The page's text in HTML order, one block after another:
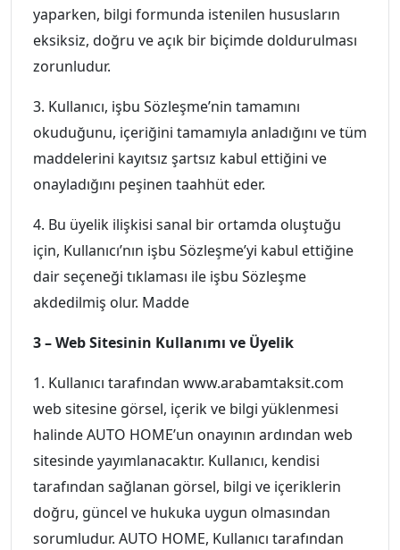
yaparken, bilgi formunda istenilen hususların
eksiksiz, doğru ve açık bir biçimde doldurulması
zorunludur.
3. Kullanıcı, işbu Sözleşme’nin tamamını
okuduğunu, içeriğini tamamıyla anladığını ve tüm
maddelerini kayıtsız şartsız kabul ettiğini ve
onayladığını peşinen taahhüt eder.
4. Bu üyelik ilişkisi sanal bir ortamda oluştuğu
için, Kullanıcı’nın işbu Sözleşme’yi kabul ettiğine
dair seçeneği tıklaması ile işbu Sözleşme
akdedilmiş olur. Madde
3 – Web Sitesinin Kullanımı ve Üyelik
1. Kullanıcı tarafından www.arabamtaksit.com
web sitesine görsel, içerik ve bilgi yüklenmesi
halinde AUTO HOME’un onayının ardından web
sitesinde yayımlanacaktır. Kullanıcı, kendisi
tarafından sağlanan görsel, bilgi ve içeriklerin
doğru, güncel ve hukuka uygun olmasından
sorumludur. AUTO HOME, Kullanıcı tarafından